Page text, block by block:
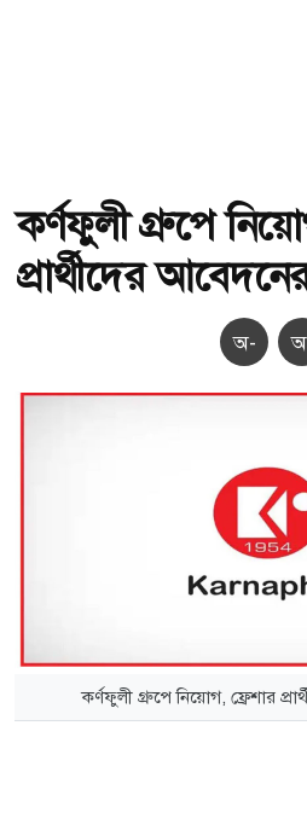
কর্ণফুলী গ্রুপে
প্রার্থীদের
অ-
কর্ণফুলী গ্রুপে নিয়োগ, ফ্রেশার